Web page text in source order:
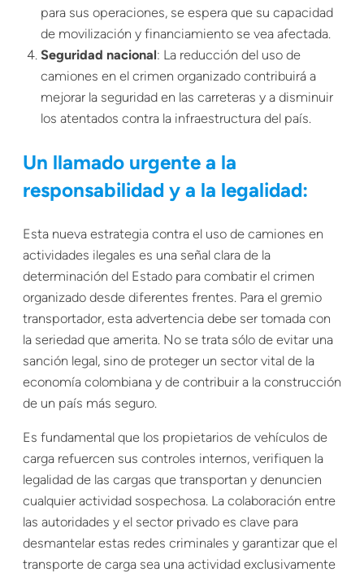
para sus operaciones, se espera que su capacidad
de movilización y financiamiento se vea afectada.
Seguridad nacional: La reducción del uso de
camiones en el crimen organizado contribuirá a
mejorar la seguridad en las carreteras y a disminuir
los atentados contra la infraestructura del país.
Un llamado urgente a la
responsabilidad y a la legalidad:
Esta nueva estrategia contra el uso de camiones en
actividades ilegales es una señal clara de la
determinación del Estado para combatir el crimen
organizado desde diferentes frentes. Para el gremio
transportador, esta advertencia debe ser tomada con
la seriedad que amerita. No se trata sólo de evitar una
sanción legal, sino de proteger un sector vital de la
economía colombiana y de contribuir a la construcción
de un país más seguro.
Es fundamental que los propietarios de vehículos de
carga refuercen sus controles internos, verifiquen la
legalidad de las cargas que transportan y denuncien
cualquier actividad sospechosa. La colaboración entre
las autoridades y el sector privado es clave para
desmantelar estas redes criminales y garantizar que el
transporte de carga sea una actividad exclusivamente